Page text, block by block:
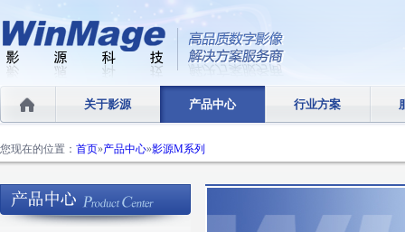
关于影源 产品中心 行业方案
您现在的位置： 首页»产品中心»影源M系列